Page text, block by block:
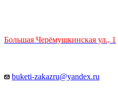
Большая Черёмушкинская ул., 1
buketi-zakazru@yandex.ru